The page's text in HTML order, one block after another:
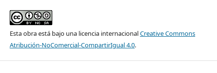
Esta obra está bajo una licencia internacionalCreative Commons
Atribución-NoComercial-CompartirIgual 4.0.